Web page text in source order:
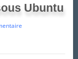
Ubuntu
sur
Serveur